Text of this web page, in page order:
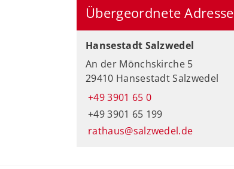
Übergeordnete Adresse
Hansestadt Salzwedel
An der Mönchskirche 5
29410 Hansestadt Salzwedel
+49 3901 65 0
+49 3901 65 199
rathaus@salzwedel.de